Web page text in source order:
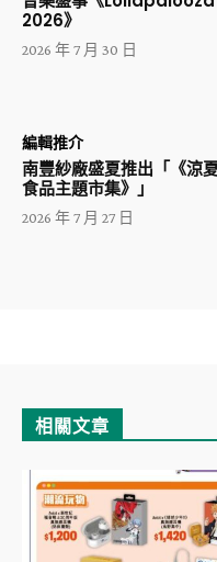
2026》
2026 年 7 月 30 日
編輯推介
南豐紗廠盛夏推出「《涼夏
食品主題市集》」
2026 年 7 月 27 日
相關文章